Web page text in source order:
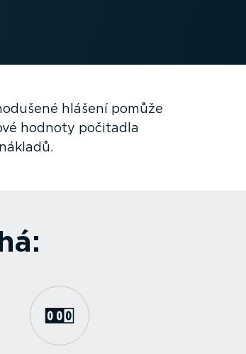
hlášení pomůže
hodnoty počitadla